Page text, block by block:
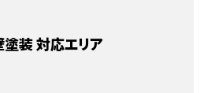
塗装 対応エリア